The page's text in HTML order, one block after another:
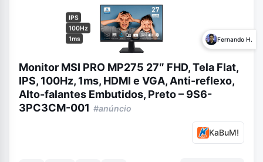
IPS
100Hz
1ms
Fernando H.
Monitor MSI PRO MP275 27″ FHD, Tela Flat,
IPS, 100Hz, 1ms, HDMI e VGA, Anti-reflexo,
Alto-falantes Embutidos, Preto – 9S6-
3PC3CM-001 #anúncio
KaBuM!